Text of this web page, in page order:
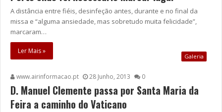
A distância entre fiéis, desinfeção antes, durante e no final da
missa e “alguma ansiedade, mas sobretudo muita felicidade”,
marcaram…
Ler Mais »
Galeria
www.airinformacao.pt 28 Junho, 2013 0
D. Manuel Clemente passa por Santa Maria da
Feira a caminho do Vaticano